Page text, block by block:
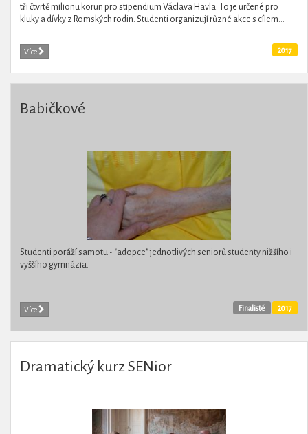
tři čtvrtě milionu korun pro stipendium Václava Havla. To je určené pro
kluky a dívky z Romských rodin. Studenti organizují různé akce s cílem...
Více 2017
Babičkové
Studenti poráží samotu - "adopce" jednotlivých seniorů studenty nižšího i
vyššího gymnázia.
Více 2017
Finalisté
Dramatický kurz SENior